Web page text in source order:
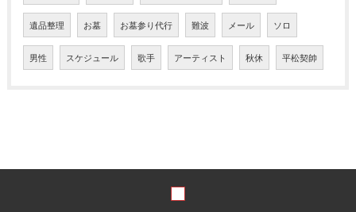
遺品整理 お墓 お墓参り代行 難波 メール ソロ
男性 スケジュール 歌手 アーティスト 秋休 平松契帥